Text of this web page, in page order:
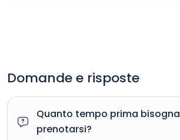
Domande e risposte
Quanto tempo prima bisogna
prenotarsi?